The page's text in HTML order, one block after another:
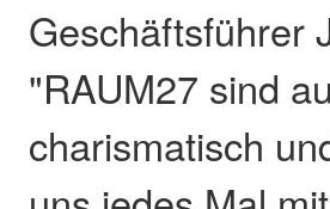
Geschäftsführer
"RAUM27 sind
charismatisch